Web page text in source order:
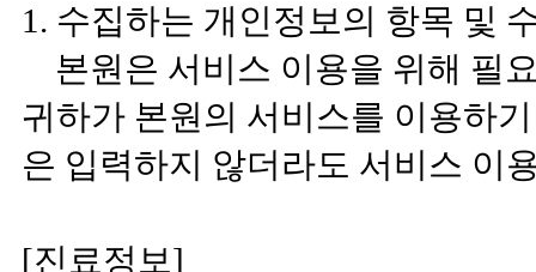
1. 수집하는 개인정보의 항목 및
본원은 서비스 이용을 위해 필
귀하가 본원의 서비스를 이용하
은 입력하지 않더라도 서비스 이
[진료정보]